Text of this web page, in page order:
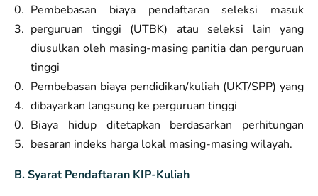
Pembebasan biaya pendaftaran seleksi masuk
perguruan tinggi (UTBK) atau seleksi lain yang
diusulkan oleh masing-masing panitia dan perguruan
tinggi
Pembebasan biaya pendidikan/kuliah (UKT/SPP) yang
dibayarkan langsung ke perguruan tinggi
Biaya hidup ditetapkan berdasarkan perhitungan
besaran indeks harga lokal masing-masing wilayah.
B. Syarat Pendaftaran KIP-Kuliah